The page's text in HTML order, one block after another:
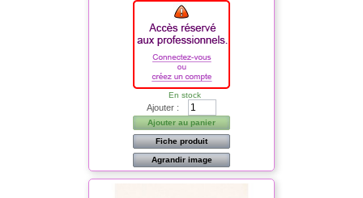
En stock
Ajouter :
Ajouter au panier
Fiche produit
Agrandir image